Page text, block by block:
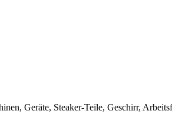
Geräte, Steaker-Teile, Geschirr,